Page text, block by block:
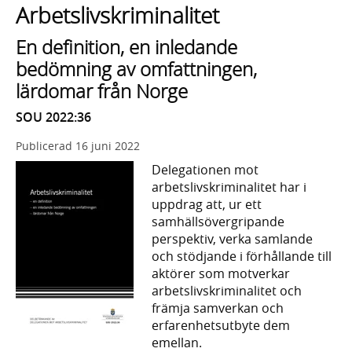
med
sökförslag
Arbetslivskriminalitet
En definition, en inledande
bedömning av omfattningen,
lärdomar från Norge
SOU 2022:36
Publicerad 16 juni 2022
Delegationen mot
arbetslivskriminalitet har i
uppdrag att, ur ett
samhällsövergripande
perspektiv, verka samlande
och stödjande i förhållande till
aktörer som motverkar
arbetslivskriminalitet och
främja samverkan och
erfarenhetsutbyte dem
emellan.